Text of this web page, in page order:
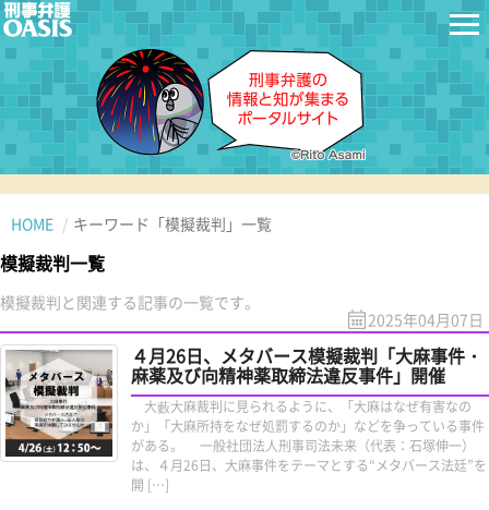
HOME キーワード「模擬裁判」一覧
模擬裁判一覧
模擬裁判と関連する記事の一覧です。
2025年04月07日
４月26日、メタバース模擬裁判「大麻事件・
麻薬及び向精神薬取締法違反事件」開催
大藪大麻裁判に見られるように、「大麻はなぜ有害なの
か」「大麻所持をなぜ処罰するのか」などを争っている事件
がある。 一般社団法人刑事司法未来（代表：石塚伸一）
は、４月26日、大麻事件をテーマとする“メタバース法廷”を
開 […]